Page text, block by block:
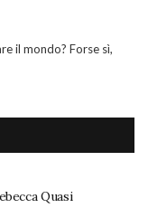
il mondo? Forse sì,
Quasi